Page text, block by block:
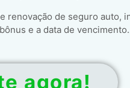
renovação de seguro auto,
e a data de
agora!